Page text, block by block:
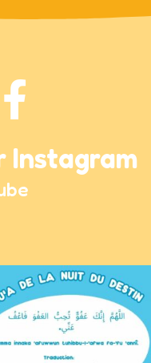
Instagram